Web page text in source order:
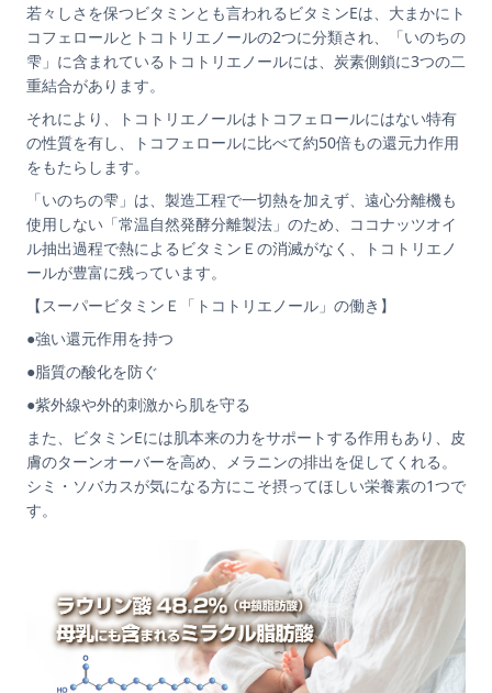
若々しさを保つビタミンとも言われるビタミンEは、大まかにト
コフェロールとトコトリエノールの2つに分類され、「いのちの
雫」に含まれているトコトリエノールには、炭素側鎖に3つの二
重結合があります。
それにより、トコトリエノールはトコフェロールにはない特有
の性質を有し、トコフェロールに比べて約50倍もの還元力作用
をもたらします。
「いのちの雫」は、製造工程で一切熱を加えず、遠心分離機も
使用しない「常温自然発酵分離製法」のため、ココナッツオイ
ル抽出過程で熱によるビタミンＥの消滅がなく、トコトリエノ
ールが豊富に残っています。
【スーパービタミンＥ「トコトリエノール」の働き】
●強い還元作用を持つ
●脂質の酸化を防ぐ
●紫外線や外的刺激から肌を守る
また、ビタミンEには肌本来の力をサポートする作用もあり、皮
膚のターンオーバーを高め、メラニンの排出を促してくれる。
シミ・ソバカスが気になる方にこそ摂ってほしい栄養素の1つで
す。